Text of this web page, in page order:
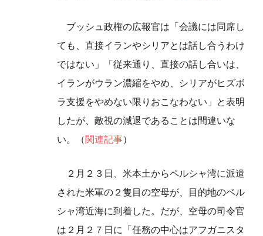
ブッシュ政権の広報官は「会議には同席し
ても、直接イランやシリアとは話し合うわけ
ではない」「従来通り、直接の話し合いは、
イランがウラン濃縮をやめ、シリアがヒズボ
ラ支援をやめない限りおこなわない」と表明
したが、敵視の減退であることは間違いな
い。（関連記事）
２月２３日、米本土からペルシャ湾に派遣
された米軍の２隻目の空母が、目的地のペル
シャ湾近海に到着した。だが、空母の司令官
は２月２７日に「任務の中心はアフガニスタ